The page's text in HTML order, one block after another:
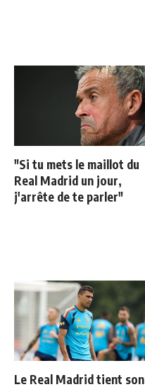
"Si tu mets le maillot du
Real Madrid un jour,
j'arrête de te parler"
Le Real Madrid tient son